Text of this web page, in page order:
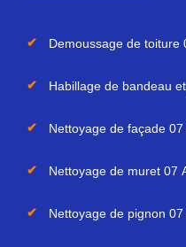
Demoussage de toiture
Habillage de bandeau
Nettoyage de façade
Nettoyage de muret 07
Nettoyage de pignon